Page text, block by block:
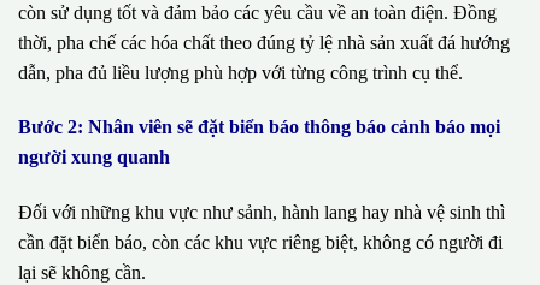
còn sử dụng tốt và đảm bảo các yêu cầu về an toàn điện. Đồng
thời, pha chế các hóa chất theo đúng tỷ lệ nhà sản xuất đá hướng
dẫn, pha đủ liều lượng phù hợp với từng công trình cụ thể.
Bước 2: Nhân viên sẽ đặt biển báo thông báo cảnh báo mọi
người xung quanh
Đối với những khu vực như sảnh, hành lang hay nhà vệ sinh thì
cần đặt biển báo, còn các khu vực riêng biệt, không có người đi
lại sẽ không cần.